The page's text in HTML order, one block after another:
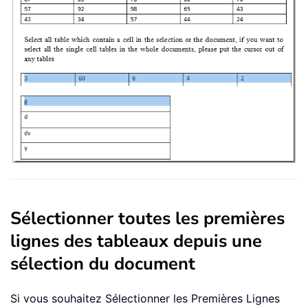
Sélectionner toutes les premières
lignes des tableaux depuis une
sélection du document
Si vous souhaitez Sélectionner les Premières Lignes